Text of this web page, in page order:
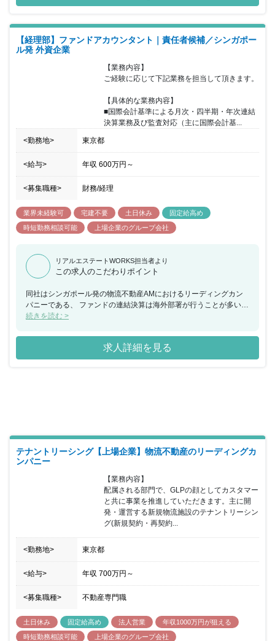
【経理部】ファンドアカウンタント｜責任者候補／シンガポー
ル発 外資企業
【業務内容】
ご経験に応じて下記業務を担当して頂きます。
【具体的な業務内容】
■国際会計基準による月次・四半期・年次連結
決算業務及び監査対応（主に国際会計基...
<勤務地> 東京都
<給与> 年収 600万円 ～
<募集職種> 財務/経理
業界未経験可 宅建不要 土日休み
固定給高め
時短勤務相談可能
上場企業のグループ会社
リアルエステートWORKS担当者より
この求人のこだわりポイント
同社はシンガポール発の物流不動産AMにおけるリーディングカン
パニーである、 ファンドの連結決算は海外部署が行うことが多いた
め、またFund Operationチームは投資運用部との連携もあることか
続きを読む >
求人詳細を見る
テナントリーシング【上場企業】物流不動産のリーディングカ
ンパニー
【業務内容】
配属される部門で、GLPの顔としてカスタマー
と共に事業を推進していただきます。主に開
発・運営する新規物流施設のテナントリーシン
グ(新規契約・再契約...
<勤務地> 東京都
<給与> 年収 700万円 ～
<募集職種> 不動産専門職
土日休み 固定給高め 法人営業
年収1000万円が狙える
時短勤務相談可能
上場企業のグループ会社